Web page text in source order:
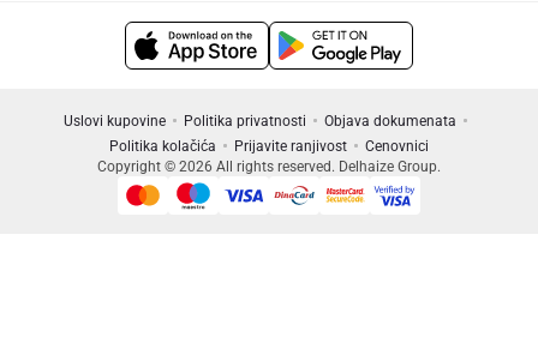
Uslovi kupovine Politika privatnosti
Objava dokumenata
Politika kolačića
Prijavite ranjivost
Cenovnici
Copyright © 2026 All rights reserved. Delhaize Group.